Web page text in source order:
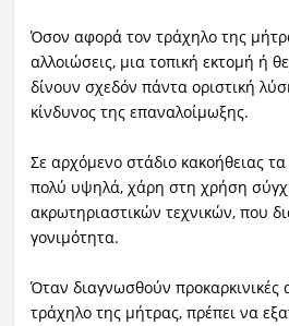
Όσον αφορά τον τράχηλο της
αλλοιώσεις, μια τοπική εκτομή ή
δίνουν σχεδόν πάντα οριστική
κίνδυνος της επαναλοίμωξης.
Σε αρχόμενο στάδιο κακοήθειας
πολύ υψηλά, χάρη στη χρήση
ακρωτηριαστικών τεχνικών, που
γονιμότητα.
Όταν διαγνωσθούν προκαρκινικές
τράχηλο της μήτρας, πρέπει να